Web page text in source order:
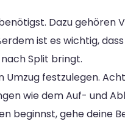
Dazu gehören
ist es wichtig,
Split bringt.
festzulegen.
wie dem Auf- und
beginnst, gehe deine